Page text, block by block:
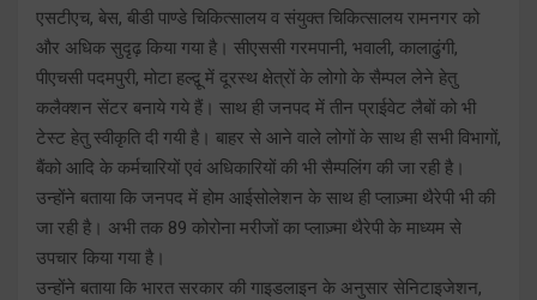
एसटीएच, बेस, बीडी पाण्डे चिकित्सालय व संयुक्त चिकित्सालय रामनगर को
और अधिक सुदृढ़ किया गया है। सीएससी गरमपानी, भवाली, कालाढुंगी,
पीएचसी पदमपुरी, मोटा हल्द्वू में दूरस्थ क्षेत्रों के लोगो के सैम्पल लेने हेतु
कलैक्शन सेंटर बनाये गये हैं। साथ ही जनपद में तीन प्राईवेट लैबों को भी
टेस्ट हेतु स्वीकृति दी गयी है। बाहर से आने वाले लोगों के साथ ही सभी विभागों,
बैंको आदि के कर्मचारियों एवं अधिकारियों की भी सैम्पलिंग की जा रही है।
उन्होंने बताया कि जनपद में होम आईसोलेशन के साथ ही प्लाज़्मा थैरेपी भी की
जा रही है। अभी तक 89 कोरोना मरीजों का प्लाज़्मा थैरेपी के माध्यम से
उपचार किया गया है।
उन्होंने बताया कि भारत सरकार की गाइडलाइन के अनुसार सेनिटाइजेशन,